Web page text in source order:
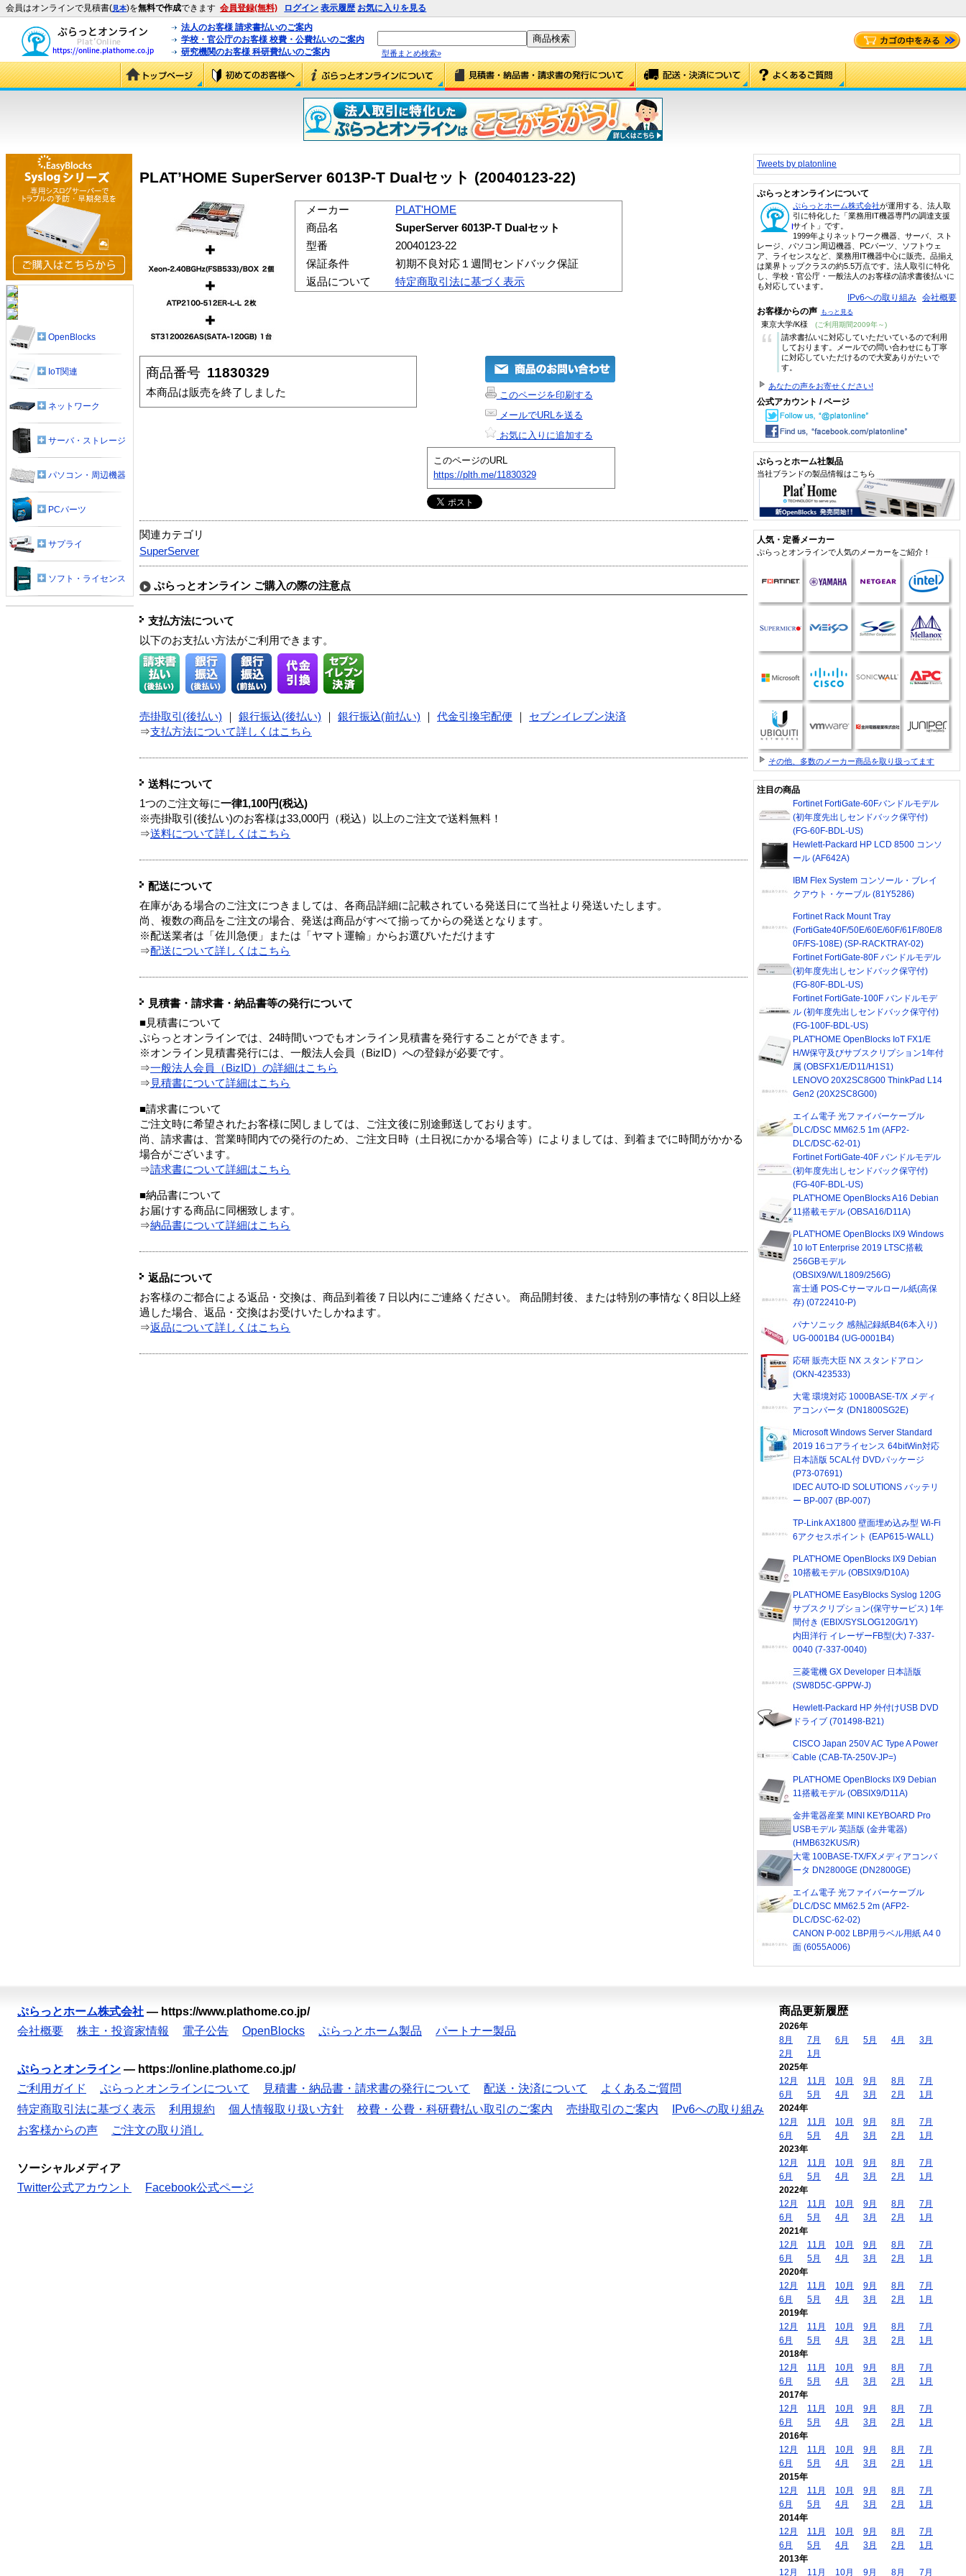
会員はオンラインで見積書(見本)を無料で作成できます 会員登録(無料) ログイン 表示履歴 お気に入りを見る
法人のお客様 請求書払いのご案内
学校・官公庁のお客様 校費・公費払いのご案内
研究機関のお客様 科研費払いのご案内
型番まとめ検索»
PLAT’HOME SuperServer 6013P-T Dualセット (20040123-22)
メーカー
PLAT'HOME
商品名
SuperServer 6013P-T Dualセット
型番
20040123-22
保証条件
初期不良対応１週間センドバック保証
返品について
特定商取引法に基づく表示
商品番号 11830329
本商品は販売を終了しました
このページを印刷する
メールでURLを送る
お気に入りに追加する
このページのURL
https://plth.me/11830329
関連カテゴリ
SuperServer
ぷらっとオンライン ご購入の際の注意点
支払方法について
以下のお支払い方法がご利用できます。
売掛取引(後払い) 銀行振込(後払い) 銀行振込(前払い) 代金引換宅配便
セブンイレブン決済
⇒支払方法について詳しくはこちら
送料について
1つのご注文毎に一律1,100円(税込)
※売掛取引(後払い)のお客様は33,000円（税込）以上のご注文で送料無料！
⇒送料について詳しくはこちら
配送について
在庫がある場合のご注文につきましては、各商品詳細に記載されている発送日にて当社より発送いたします。
尚、複数の商品をご注文の場合、発送は商品がすべて揃ってからの発送となります。
※配送業者は「佐川急便」または「ヤマト運輸」からお選びいただけます
⇒配送について詳しくはこちら
見積書・請求書・納品書等の発行について
■見積書について
ぷらっとオンラインでは、24時間いつでもオンライン見積書を発行することができます。
※オンライン見積書発行には、一般法人会員（BizID）への登録が必要です。
⇒一般法人会員（BizID）の詳細はこちら
⇒ 見積書について詳細はこちら
■請求書について
ご注文時に希望されたお客様に関しましては、ご注文後に別途郵送しております。
尚、請求書は、営業時間内での発行のため、ご注文日時（土日祝にかかる場合等）によりましては、到着までに時間がかかる
場合がございます。
⇒請求書について詳細はこちら
■納品書について
お届けする商品に同梱致します。
⇒納品書について詳細はこちら
返品について
お客様のご都合による返品・交換は、商品到着後７日以内にご連絡ください。 商品開封後、または特別の事情なく8日以上経
過した場合、返品・交換はお受けいたしかねます。
⇒返品について詳しくはこちら
OpenBlocks
IoT関連
ネットワーク
サーバ・ストレージ
パソコン・周辺機器
PCパーツ
サプライ
ソフト・ライセンス
Tweets by platonline
ぷらっとオンラインについて
ぷらっとホーム株式会社が運用する、法人取
引に特化した「業務用IT機器専門の調達支援
サイト」です。
1999年よりネットワーク機器、サーバ、スト
レージ、パソコン周辺機器、PCパーツ、ソフトウェ
ア、ライセンスなど、業務用IT機器中心に販売。品揃え
は業界トップクラスの約5.5万点です。法人取引に特化
し、学校・官公庁・一般法人のお客様の請求書後払いに
も対応しています。
IPv6への取り組み 会社概要
お客様からの声 もっと見る
東京大学/K様 (ご利用期間2009年～)
“
請求書払いに対応していただいているので利用
しております。メールでの問い合わせにも丁寧
に対応していただけるので大変ありがたいで
す。
あなたの声をお寄せください!
公式アカウント / ページ
ぷらっとホーム社製品
当社ブランドの製品情報はこちら
人気・定番メーカー
ぷらっとオンラインで人気のメーカーをご紹介！
その他、多数のメーカー商品を取り扱ってます
注目の商品
Fortinet FortiGate-60Fバンドルモデル
(初年度先出しセンドバック保守付)
(FG-60F-BDL-US)
Hewlett-Packard HP LCD 8500 コンソ
ール (AF642A)
IBM Flex System コンソール・ブレイ
クアウト・ケーブル (81Y5286)
Fortinet Rack Mount Tray
(FortiGate40F/50E/60E/60F/61F/80E/8
0F/FS-108E) (SP-RACKTRAY-02)
Fortinet FortiGate-80F バンドルモデル
(初年度先出しセンドバック保守付)
(FG-80F-BDL-US)
Fortinet FortiGate-100F バンドルモデ
ル (初年度先出しセンドバック保守付)
(FG-100F-BDL-US)
PLAT'HOME OpenBlocks IoT FX1/E
H/W保守及びサブスクリプション1年付
属 (OBSFX1/E/D11/H1S1)
LENOVO 20X2SC8G00 ThinkPad L14
Gen2 (20X2SC8G00)
エイム電子 光ファイバーケーブル
DLC/DSC MM62.5 1m (AFP2-
DLC/DSC-62-01)
Fortinet FortiGate-40F バンドルモデル
(初年度先出しセンドバック保守付)
(FG-40F-BDL-US)
PLAT'HOME OpenBlocks A16 Debian
11搭載モデル (OBSA16/D11A)
PLAT'HOME OpenBlocks IX9 Windows
10 IoT Enterprise 2019 LTSC搭載
256GBモデル
(OBSIX9/W/L1809/256G)
富士通 POS-Cサーマルロール紙(高保
存) (0722410-P)
パナソニック 感熱記録紙B4(6本入り)
UG-0001B4 (UG-0001B4)
応研 販売大臣 NX スタンドアロン
(OKN-423533)
大電 環境対応 1000BASE-T/X メディ
アコンバータ (DN1800SG2E)
Microsoft Windows Server Standard
2019 16コアライセンス 64bitWin対応
日本語版 5CAL付 DVDパッケージ
(P73-07691)
IDEC AUTO-ID SOLUTIONS バッテリ
ー BP-007 (BP-007)
TP-Link AX1800 壁面埋め込み型 Wi-Fi
6アクセスポイント (EAP615-WALL)
PLAT'HOME OpenBlocks IX9 Debian
10搭載モデル (OBSIX9/D10A)
PLAT'HOME EasyBlocks Syslog 120G
サブスクリプション(保守サービス) 1年
間付き (EBIX/SYSLOG120G/1Y)
内田洋行 イレーザーFB型(大) 7-337-
0040 (7-337-0040)
三菱電機 GX Developer 日本語版
(SW8D5C-GPPW-J)
Hewlett-Packard HP 外付けUSB DVD
ドライブ (701498-B21)
CISCO Japan 250V AC Type A Power
Cable (CAB-TA-250V-JP=)
PLAT'HOME OpenBlocks IX9 Debian
11搭載モデル (OBSIX9/D11A)
金井電器産業 MINI KEYBOARD Pro
USBモデル 英語版 (金井電器)
(HMB632KUS/R)
大電 100BASE-TX/FXメディアコンバ
ータ DN2800GE (DN2800GE)
エイム電子 光ファイバーケーブル
DLC/DSC MM62.5 2m (AFP2-
DLC/DSC-62-02)
CANON P-002 LBP用ラベル用紙 A4 0
面 (6055A006)
ぷらっとホーム株式会社 — https://www.plathome.co.jp/
会社概要
株主・投資家情報 電子公告 OpenBlocks ぷらっとホーム製品 パートナー製品
ぷらっとオンライン — https://online.plathome.co.jp/
ご利用ガイド
ぷらっとオンラインについて 見積書・納品書・請求書の発行について 配送・決済について
よくあるご質問
特定商取引法に基づく表示
利用規約 個人情報取り扱い方針 校費・公費・科研費払い取引のご案内 売掛取引のご案内
IPv6への取り組み
お客様からの声
ご注文の取り消し
ソーシャルメディア
Twitter公式アカウント
Facebook公式ページ
商品更新履歴
2026年
8月
7月 6月 5月 4月
3月
2月
1月
2025年
12月
11月 10月 9月 8月
7月
6月
5月 4月 3月 2月
1月
2024年
12月
11月 10月 9月 8月
7月
6月
5月 4月 3月 2月
1月
2023年
12月
11月 10月 9月 8月
7月
6月
5月 4月 3月 2月
1月
2022年
12月
11月 10月 9月 8月
7月
6月
5月 4月 3月 2月
1月
2021年
12月
11月 10月 9月 8月
7月
6月
5月 4月 3月 2月
1月
2020年
12月
11月 10月 9月 8月
7月
6月
5月 4月 3月 2月
1月
2019年
12月
11月 10月 9月 8月
7月
6月
5月 4月 3月 2月
1月
2018年
12月
11月 10月 9月 8月
7月
6月
5月 4月 3月 2月
1月
2017年
12月
11月 10月 9月 8月
7月
6月
5月 4月 3月 2月
1月
2016年
12月
11月 10月 9月 8月
7月
6月
5月 4月 3月 2月
1月
2015年
12月
11月 10月 9月 8月
7月
6月
5月 4月 3月 2月
1月
2014年
12月
11月 10月 9月 8月
7月
6月
5月 4月 3月 2月
1月
2013年
12月
11月 10月 9月 8月 7月